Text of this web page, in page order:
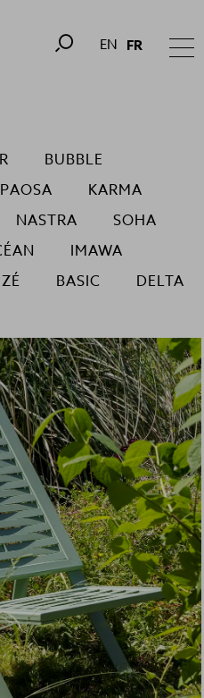
EN FR
BUBBLE
PAOSA
KARMA
NASTRA
SOHA
IMAWA
BASIC DELTA